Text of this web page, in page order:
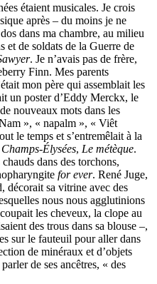
étaient musicales. Je crois
après – du moins je ne
dans ma chambre, au milieu
et de soldats de la Guerre de
. Je n’avais pas de frère,
Finn. Mes parents
mon père qui assemblait les
un poster d’Eddy Merckx, le
nouveaux mots dans les
», « napalm », « Viêt
le temps et s’entremêlait à la
Élysées, Le métèque.
dans des torchons,
for ever. René Juge,
décorait sa vitrine avec des
nous nous agglutinions
les cheveux, la clope au
des trous dans sa blouse –,
sur le fauteuil pour aller dans
de minéraux et d’objets
de ses ancêtres, « des